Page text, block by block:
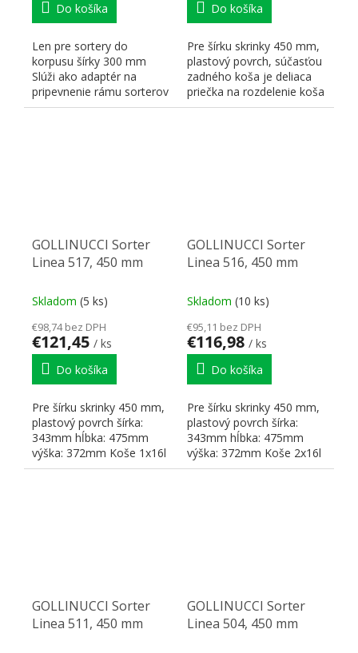
Do košíka
Len pre sortery do
korpusu šírky 300 mm
Slúži ako adaptér na
pripevnenie rámu sorterov
radu Linea 222 k boku
Do košíka
Pre šírku skrinky 450 mm,
plastový povrch, súčasťou
zadného koša je deliaca
priečka na rozdelenie koša
na dva diely...
GOLLINUCCI Sorter
Linea 517, 450 mm
Skladom (5 ks)
€98,74 bez DPH
€121,45 / ks
Do košíka
Pre šírku skrinky 450 mm,
plastový povrch šírka:
343mm hĺbka: 475mm
výška: 372mm Koše 1x16l
a 2x7,5l
GOLLINUCCI Sorter
Linea 516, 450 mm
Skladom (10 ks)
€95,11 bez DPH
€116,98 / ks
Do košíka
Pre šírku skrinky 450 mm,
plastový povrch šírka:
343mm hĺbka: 475mm
výška: 372mm Koše 2x16l
GOLLINUCCI Sorter
Linea 511, 450 mm
GOLLINUCCI Sorter
Linea 504, 450 mm